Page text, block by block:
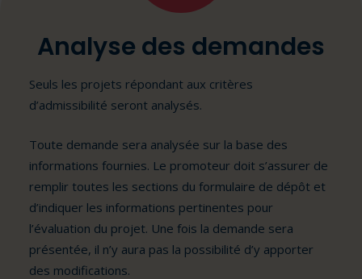
Analyse des demandes
Seuls les projets répondant aux critères
d’admissibilité seront analysés.
Toute demande sera analysée sur la base des
informations fournies. Le promoteur doit s’assurer de
remplir toutes les sections du formulaire de dépôt et
d’indiquer les informations pertinentes pour
l’évaluation du projet. Une fois la demande sera
présentée, il n’y aura pas la possibilité d’y apporter
des modifications.